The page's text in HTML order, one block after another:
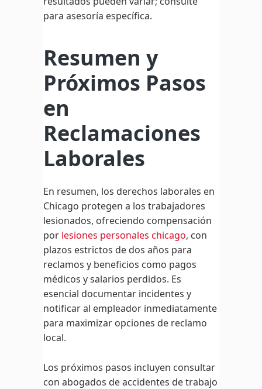
para asesoría específica.
Resumen y
Próximos Pasos
en
Reclamaciones
Laborales
En resumen, los derechos laborales en
Chicago protegen a los trabajadores
lesionados, ofreciendo compensación
por lesiones personales chicago, con
plazos estrictos de dos años para
reclamos y beneficios como pagos
médicos y salarios perdidos. Es
esencial documentar incidentes y
notificar al empleador inmediatamente
para maximizar opciones de reclamo
local.
Los próximos pasos incluyen consultar
con abogados de accidentes de trabajo